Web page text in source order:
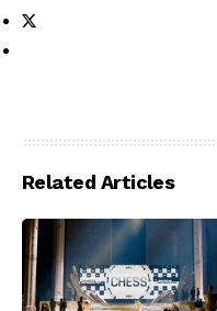
Related Articles